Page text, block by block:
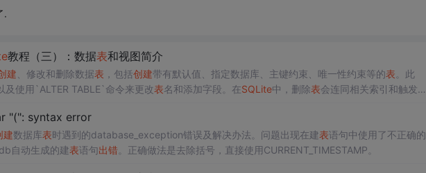
.
教程（三）：数据表和视图简介
建 、修改和删除数据表 ，包括创建带有默认值、指定数据库、主键约束、唯一性约束等的表 。此
及使用`ALTER TABLE`命令来更改表名和添加字段。在SQLite中，删除表会连同相关索引和触发器
"(": syntax error
建数据库表时遇到的database_exception错误及解决办法。问题出现在建表语句中使用了不正确的
自动生成的建表语句出错。正确做法是去除括号，直接使用CURRENT_TIMESTAMP。